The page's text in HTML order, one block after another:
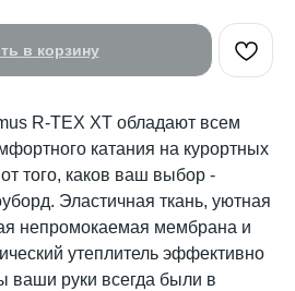
в корзину
R-TEX XT обладают всем
катания на курортных
того, каков ваш выбор -
Эластичная ткань, уютная
непромокаемая мембрана и
утеплитель эффективно
ваши руки всегда были в